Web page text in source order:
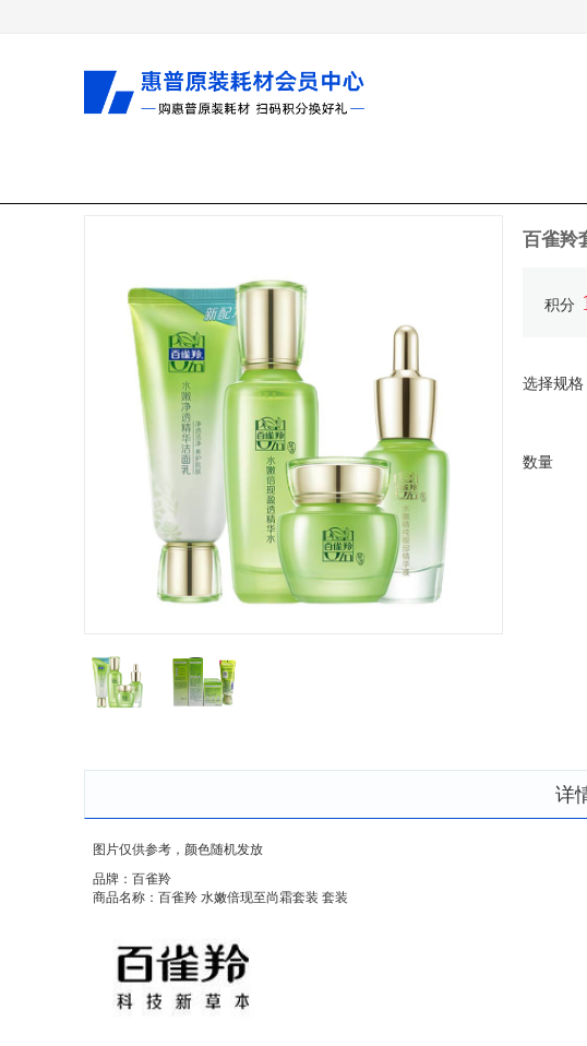
百雀羚
积分
选择规格
数量
详
图片仅供参考，颜色随机发放
品牌：百雀羚
商品名称：百雀羚 水嫩倍现至尚霜套装 套装